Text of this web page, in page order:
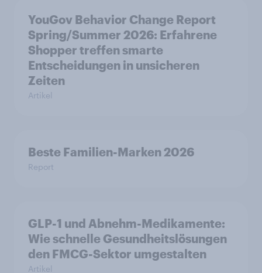
YouGov Behavior Change Report
Spring/Summer 2026: Erfahrene
Shopper treffen smarte
Entscheidungen in unsicheren
Zeiten
Artikel
Beste Familien-Marken 2026
Report
GLP-1 und Abnehm-Medikamente:
Wie schnelle Gesundheitslösungen
den FMCG-Sektor umgestalten
Artikel